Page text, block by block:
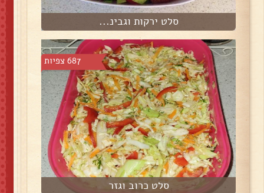
סלט ירקות וגבינ...
687 צפיות
סלט כרוב וגזר